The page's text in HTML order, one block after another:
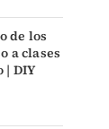
de los
a clases
| DIY